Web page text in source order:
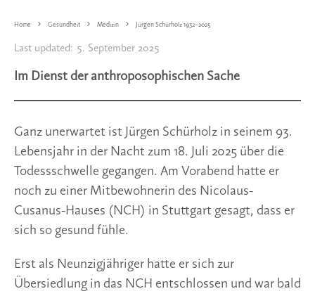
Home Gesundheit Medizin Jürgen Schürholz 1932–2025
Last updated: 5. September 2025
Im Dienst der anthroposophischen Sache
Ganz unerwartet ist Jürgen Schürholz in seinem 93.
Lebensjahr in der Nacht zum 18. Juli 2025 über die
Todessschwelle gegangen. Am Vorabend hatte er
noch zu einer Mitbewohnerin des Nicolaus-
Cusanus-Hauses (NCH) in Stuttgart gesagt, dass er
sich so gesund fühle.
Erst als Neunzigjähriger hatte er sich zur
Übersiedlung in das NCH entschlossen und war bald